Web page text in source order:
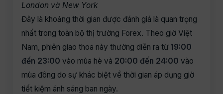
London và New York
Đây là khoảng thời gian được đánh giá là quan trọng
nhất trong toàn bộ thị trường Forex. Theo giờ Việt
Nam, phiên giao thoa này thường diễn ra từ 19:00
đến 23:00 vào mùa hè và 20:00 đến 24:00 vào
mùa đông do sự khác biệt về thời gian áp dụng giờ
tiết kiệm ánh sáng ban ngày.